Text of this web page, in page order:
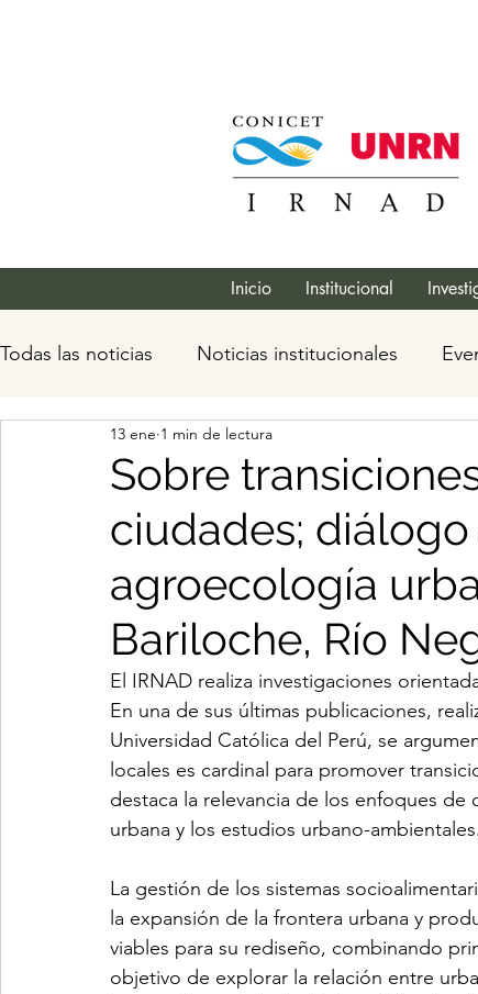
Inicio Institucional
Todas las noticias Noticias institucionales
Sobre
ciudades;
agroecología
Bariloche, Río
13 ene 1 min de lectura
El IRNAD realiza investigaciones
En una de sus últimas publicaciones,
Universidad Católica del Perú, se
locales es cardinal para promover
destaca la relevancia de los enfoques
urbana y los estudios urbano-ambientales.
La gestión de los sistemas
la expansión de la frontera urbana y
viables para su rediseño, combinando
objetivo de explorar la relación entre